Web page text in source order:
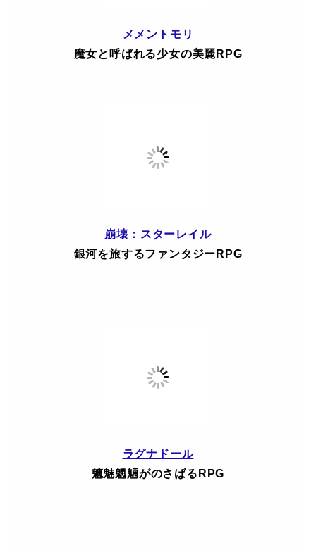
メメントモリ
魔女と呼ばれる少女の美麗RPG
崩壊：スターレイル
銀河を旅するファンタジーRPG
ラグナドール
魑魅魍魎がのさばるRPG